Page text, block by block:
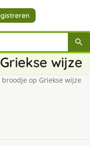
wijze
broodje op Griekse wijze